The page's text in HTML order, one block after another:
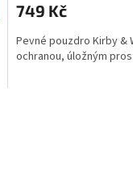
749 Kč
Pevné pouzdro Kirby &
ochranou, úložným